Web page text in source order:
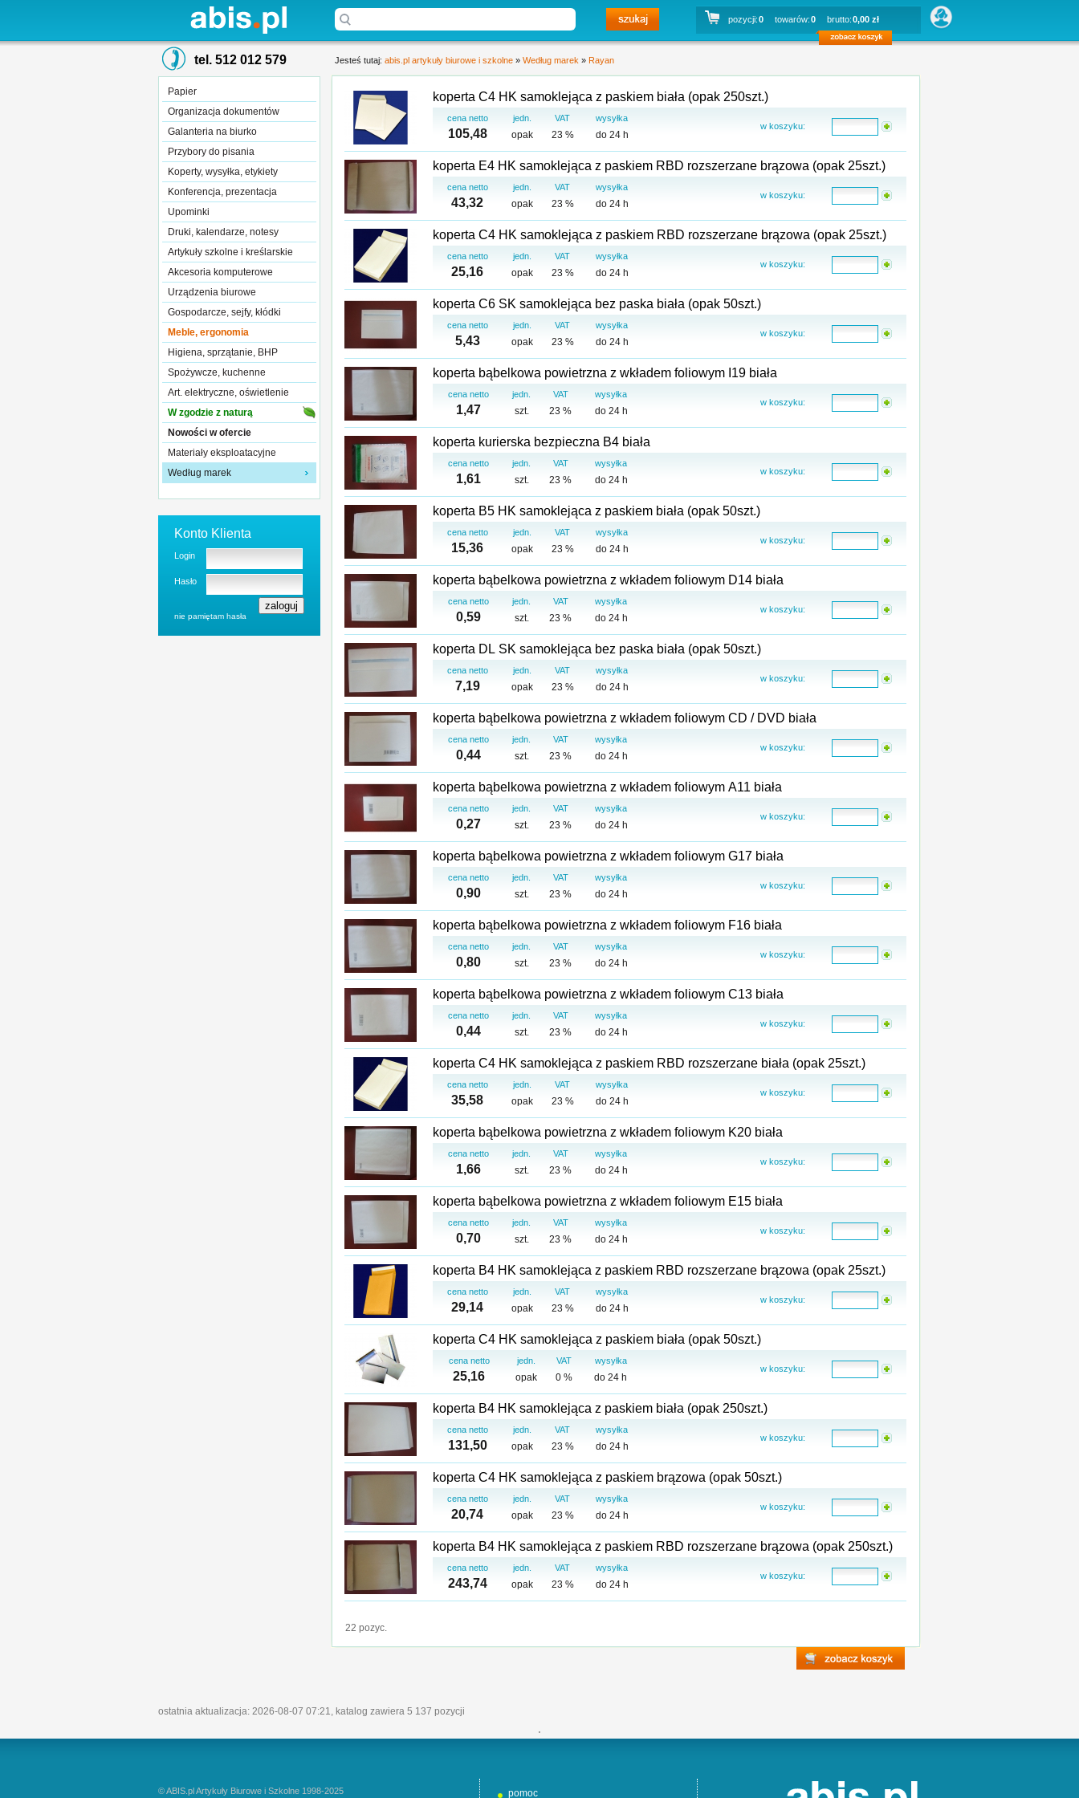
pozycji:0 towarów:0 brutto:0,00 zł
tel. 512 012 579
Papier
Organizacja dokumentów
Galanteria na biurko
Przybory do pisania
Koperty, wysyłka, etykiety
Konferencja, prezentacja
Upominki
Druki, kalendarze, notesy
Artykuły szkolne i kreślarskie
Akcesoria komputerowe
Urządzenia biurowe
Gospodarcze, sejfy, kłódki
Meble, ergonomia
Higiena, sprzątanie, BHP
Spożywcze, kuchenne
Art. elektryczne, oświetlenie
W zgodzie z naturą
Nowości w ofercie
Materiały eksploatacyjne
Według marek
Konto Klienta
Login
Hasło
nie pamiętam hasła
Jesteś tutaj: abis.pl artykuły biurowe i szkolne » Według marek » Rayan
koperta C4 HK samoklejąca z paskiem biała (opak 250szt.)
cena netto jedn. VAT
wysyłka
w koszyku:
105,48 opak 23 % do 24 h
koperta E4 HK samoklejąca z paskiem RBD rozszerzane brązowa (opak 25szt.)
cena netto jedn. VAT
wysyłka
w koszyku:
43,32 opak 23 % do 24 h
koperta C4 HK samoklejąca z paskiem RBD rozszerzane brązowa (opak 25szt.)
cena netto jedn. VAT
wysyłka
w koszyku:
25,16 opak 23 % do 24 h
koperta C6 SK samoklejąca bez paska biała (opak 50szt.)
cena netto jedn. VAT
wysyłka
w koszyku:
5,43 opak 23 % do 24 h
koperta bąbelkowa powietrzna z wkładem foliowym I19 biała
cena netto jedn. VAT
wysyłka
w koszyku:
1,47 szt. 23 % do 24 h
koperta kurierska bezpieczna B4 biała
cena netto jedn. VAT
wysyłka
w koszyku:
1,61 szt. 23 % do 24 h
koperta B5 HK samoklejąca z paskiem biała (opak 50szt.)
cena netto jedn. VAT
wysyłka
w koszyku:
15,36 opak 23 % do 24 h
koperta bąbelkowa powietrzna z wkładem foliowym D14 biała
cena netto jedn. VAT
wysyłka
w koszyku:
0,59 szt. 23 % do 24 h
koperta DL SK samoklejąca bez paska biała (opak 50szt.)
cena netto jedn. VAT
wysyłka
w koszyku:
7,19 opak 23 % do 24 h
koperta bąbelkowa powietrzna z wkładem foliowym CD / DVD biała
cena netto jedn. VAT
wysyłka
w koszyku:
0,44 szt. 23 % do 24 h
koperta bąbelkowa powietrzna z wkładem foliowym A11 biała
cena netto jedn. VAT
wysyłka
w koszyku:
0,27 szt. 23 % do 24 h
koperta bąbelkowa powietrzna z wkładem foliowym G17 biała
cena netto jedn. VAT
wysyłka
w koszyku:
0,90 szt. 23 % do 24 h
koperta bąbelkowa powietrzna z wkładem foliowym F16 biała
cena netto jedn. VAT
wysyłka
w koszyku:
0,80 szt. 23 % do 24 h
koperta bąbelkowa powietrzna z wkładem foliowym C13 biała
cena netto jedn. VAT
wysyłka
w koszyku:
0,44 szt. 23 % do 24 h
koperta C4 HK samoklejąca z paskiem RBD rozszerzane biała (opak 25szt.)
cena netto jedn. VAT
wysyłka
w koszyku:
35,58 opak 23 % do 24 h
koperta bąbelkowa powietrzna z wkładem foliowym K20 biała
cena netto jedn. VAT
wysyłka
w koszyku:
1,66 szt. 23 % do 24 h
koperta bąbelkowa powietrzna z wkładem foliowym E15 biała
cena netto jedn. VAT
wysyłka
w koszyku:
0,70 szt. 23 % do 24 h
koperta B4 HK samoklejąca z paskiem RBD rozszerzane brązowa (opak 25szt.)
cena netto jedn. VAT
wysyłka
w koszyku:
29,14 opak 23 % do 24 h
koperta C4 HK samoklejąca z paskiem biała (opak 50szt.)
cena netto jedn. VAT
wysyłka
w koszyku:
25,16 opak 0 % do 24 h
koperta B4 HK samoklejąca z paskiem biała (opak 250szt.)
cena netto jedn. VAT
wysyłka
w koszyku:
131,50 opak 23 % do 24 h
koperta C4 HK samoklejąca z paskiem brązowa (opak 50szt.)
cena netto jedn. VAT
wysyłka
w koszyku:
20,74 opak 23 % do 24 h
koperta B4 HK samoklejąca z paskiem RBD rozszerzane brązowa (opak 250szt.)
cena netto jedn. VAT
wysyłka
w koszyku:
243,74 opak 23 % do 24 h
22 pozyc.
ostatnia aktualizacja: 2026-08-07 07:21, katalog zawiera 5 137 pozycji
'
© ABIS.pl Artykuły Biurowe i Szkolne 1998-2025 pomoc